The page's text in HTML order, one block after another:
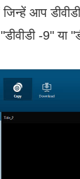
आप
-9" या